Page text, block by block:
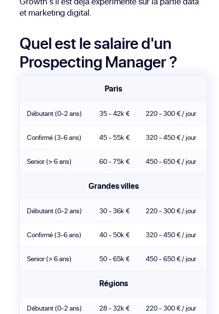
et marketing digital.
Quel est le salaire d'un
Prospecting Manager ?
Paris
Débutant (0-2 ans) 35 - 42k € 220 - 300 € / jour
Confirmé (3-6 ans) 45 - 55k € 320 - 450 € / jour
Senior (> 6 ans) 60 - 75k € 450 - 650 € / jour
Grandes villes
Débutant (0-2 ans) 30 - 36k € 220 - 300 € / jour
Confirmé (3-6 ans) 40 - 50k € 320 - 450 € / jour
Senior (> 6 ans) 50 - 65k € 450 - 650 € / jour
Régions
Débutant (0-2 ans) 28 - 32k € 220 - 300 € / jour